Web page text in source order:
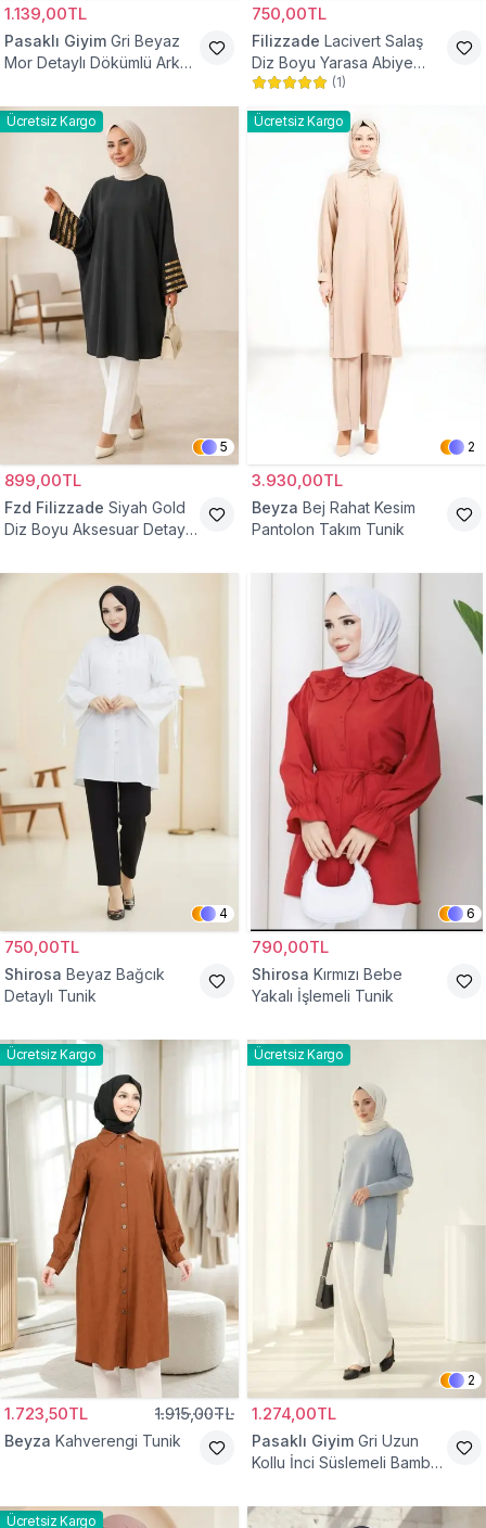
1.139,00TL
Pasaklı Giyim Gri Beyaz
Mor Detaylı Dökümlü Arkası
750,00TL
Filizzade Lacivert Salaş
Diz Boyu Yarasa Abiye
Tunik
(1)
Ücretsiz Kargo
5
899,00TL
Fzd Filizzade Siyah Gold
Diz Boyu Aksesuar Detaylı
Ücretsiz Kargo
2
3.930,00TL
Beyza Bej Rahat Kesim
Pantolon Takım Tunik
4
750,00TL
Shirosa Beyaz Bağcık
Detaylı Tunik
6
790,00TL
Shirosa Kırmızı Bebe
Yakalı İşlemeli Tunik
Ücretsiz Kargo
1.723,50TL 1.915,00TL
Beyza Kahverengi Tunik
Ücretsiz Kargo
2
1.274,00TL
Pasaklı Giyim Gri Uzun
Kollu İnci Süslemeli Bambu
Ücretsiz Kargo